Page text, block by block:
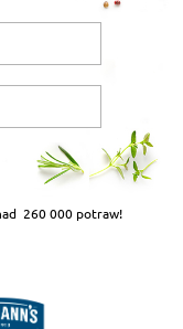
260 000 potraw!